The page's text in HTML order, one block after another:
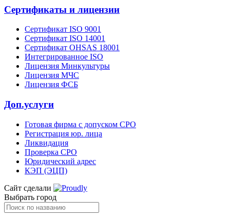
Сертификаты и лицензии
Сертификат ISO 9001
Сертификат ISO 14001
Сертификат OHSAS 18001
Интегрированное ISO
Лицензия Минкультуры
Лицензия МЧС
Лицензия ФСБ
Доп.услуги
Готовая фирма с допуском СРО
Регистрация юр. лица
Ликвидация
Проверка СРО
Юридический адрес
КЭП (ЭЦП)
Сайт сделали
Выбрать город